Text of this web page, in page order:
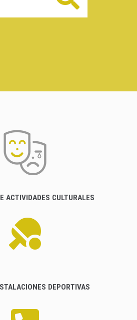
ACTIVIDADES CULTURALES
DEPORTIVAS